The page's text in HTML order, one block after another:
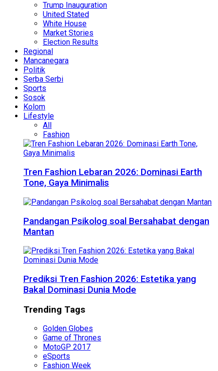
Trump Inauguration
United Stated
White House
Market Stories
Election Results
Regional
Mancanegara
Politik
Serba Serbi
Sports
Sosok
Kolom
Lifestyle
All
Fashion
Tren Fashion Lebaran 2026: Dominasi Earth
Tone, Gaya Minimalis
Pandangan Psikolog soal Bersahabat dengan
Mantan
Prediksi Tren Fashion 2026: Estetika yang
Bakal Dominasi Dunia Mode
Trending Tags
Golden Globes
Game of Thrones
MotoGP 2017
eSports
Fashion Week